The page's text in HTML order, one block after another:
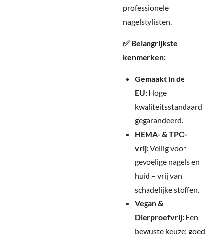
professionele
nagelstylisten.
✅ Belangrijkste
kenmerken:
Gemaakt in de
EU: Hoge
kwaliteitsstandaard
gegarandeerd.
HEMA- & TPO-
vrij:Veilig voor
gevoelige nagels en
huid – vrij van
schadelijke stoffen.
Vegan &
Dierproefvrij: Een
bewuste keuze: goed